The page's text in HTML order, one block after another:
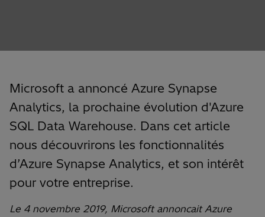
Microsoft a annoncé Azure Synapse
Analytics, la prochaine évolution d'Azure
SQL Data Warehouse. Dans cet article
nous découvrirons les fonctionnalités
d’Azure Synapse Analytics, et son intérêt
pour votre entreprise.
Le 4 novembre 2019, Microsoft annoncait Azure